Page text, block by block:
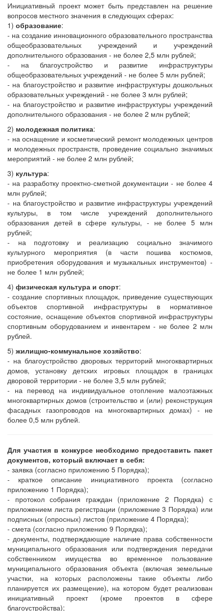
Инициативный проект может быть представлен на решение
вопросов местного значения в следующих сферах:
1) образование:
- на создание инновационного образовательного пространства
общеобразовательных учреждений и учреждений
дополнительного образования - не более 2,5 млн рублей;
- на благоустройство и развитие инфраструктуры
общеобразовательных учреждений - не более 5 млн рублей;
- на благоустройство и развитие инфраструктуры дошкольных
образовательных учреждений - не более 3 млн рублей;
- на благоустройство и развитие инфраструктуры учреждений
дополнительного образования - не более 2 млн рублей;
2) молодежная политика:
- на оснащение и косметический ремонт молодежных центров
и молодежных пространств, проведение социально значимых
мероприятий - не более 2 млн рублей;
3) культура:
- на разработку проектно-сметной документации - не более 4
млн рублей;
- на благоустройство и развитие инфраструктуры учреждений
культуры, в том числе учреждений дополнительного
образования детей в сфере культуры, - не более 5 млн
рублей;
- на подготовку и реализацию социально значимого
культурного мероприятия (в части пошива костюмов,
приобретения оборудования и музыкальных инструментов) -
не более 1 млн рублей;
4) физическая культура и спорт:
- создание спортивных площадок, приведение существующих
объектов спортивной инфраструктуры в нормативное
состояние, оснащение объектов спортивной инфраструктуры
спортивным оборудованием и инвентарем - не более 2 млн
рублей.
5) жилищно-коммунальное хозяйство:
- на благоустройство дворовых территорий многоквартирных
домов, установку детских игровых площадок в границах
дворовой территории - не более 3,5 млн рублей;
- на перевод на индивидуальное отопление малоэтажных
многоквартирных домов (строительство и (или) реконструкция
фасадных газопроводов на многоквартирных домах) - не
более 0,5 млн рублей.
Для участия в конкурсе необходимо предоставить пакет
документов, который включает в себя:
- заявка (согласно приложению 5 Порядка);
- краткое описание инициативного проекта (согласно
приложению 1 Порядка);
- протокол собрания граждан (приложение 2 Порядка) с
приложением листа регистрации (приложение 3 Порядка) или
подписных (опросных) листов (приложение 4 Порядка);
- смета (согласно приложению 9 Порядка);
- документы, подтверждающие наличие права собственности
муниципального образования или подтверждения передачи
собственником имущества во временное пользование
муниципального образования объекта (включая земельные
участки, на которых расположены такие объекты либо
планируется их размещение), на котором будет реализован
инициативный проект (кроме проектов в сфере
благоустройства);